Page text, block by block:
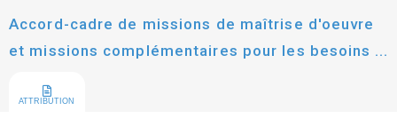
Accord-cadre de missions de maîtrise d'oeuvre
et missions complémentaires pour les besoins
ATTRIBUTION